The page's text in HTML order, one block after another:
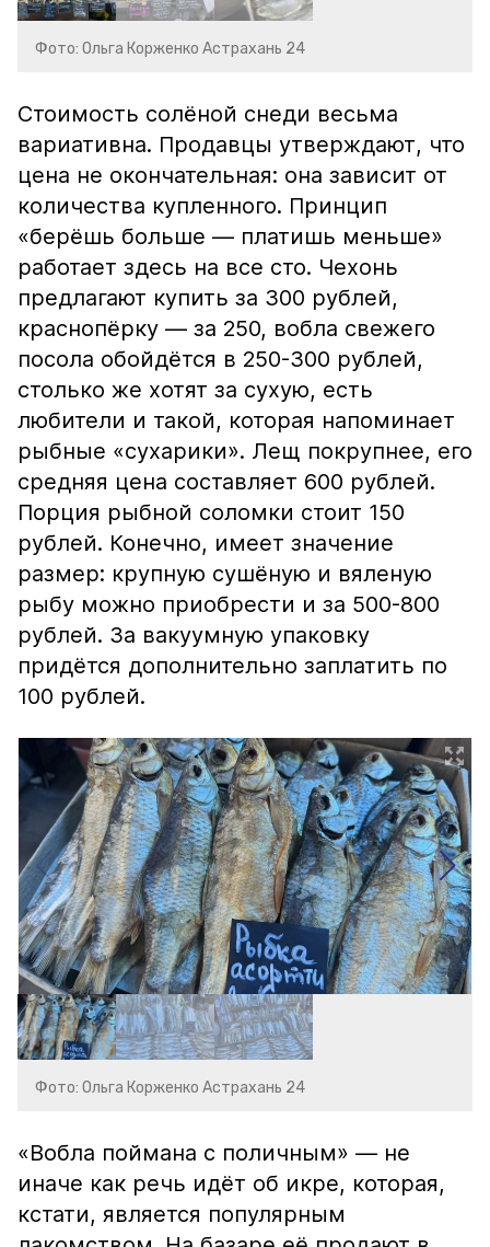
Фото: Ольга Корженко Астрахань 24
Стоимость солёной снеди весьма
вариативна. Продавцы утверждают, что
цена не окончательная: она зависит от
количества купленного. Принцип
«берёшь больше — платишь меньше»
работает здесь на все сто. Чехонь
предлагают купить за 300 рублей,
краснопёрку — за 250, вобла свежего
посола обойдётся в 250-300 рублей,
столько же хотят за сухую, есть
любители и такой, которая напоминает
рыбные «сухарики». Лещ покрупнее, его
средняя цена составляет 600 рублей.
Порция рыбной соломки стоит 150
рублей. Конечно, имеет значение
размер: крупную сушёную и вяленую
рыбу можно приобрести и за 500-800
рублей. За вакуумную упаковку
придётся дополнительно заплатить по
100 рублей.
Фото: Ольга Корженко Астрахань 24
«Вобла поймана с поличным» — не
иначе как речь идёт об икре, которая,
кстати, является популярным